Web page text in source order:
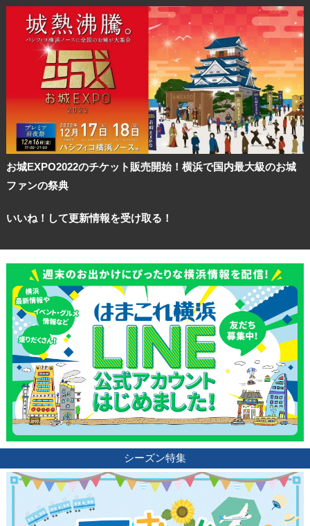
お城EXPO2022のチケット販売開始！横浜で国内最大級のお城
ファンの祭典
いいね！して更新情報を受け取る！
シーズン特集